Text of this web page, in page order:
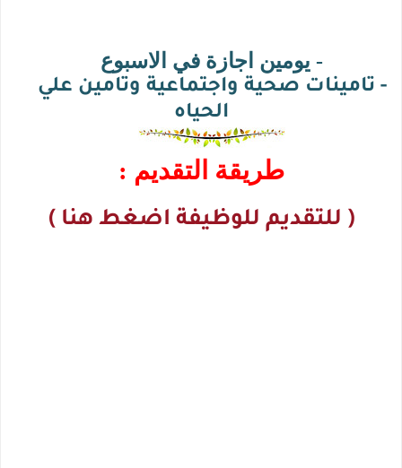
- يومين اجازة في الاسبوع
- تامينات صحية واجتماعية وتامين علي
الحياه
طريقة التقديم :
( للتقديم للوظيفة اضغط هنا )